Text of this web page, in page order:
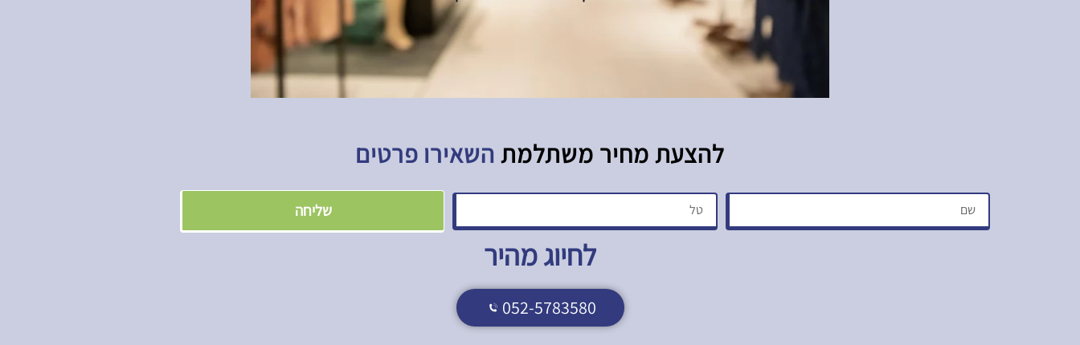
להצעת מחיר משתלמת​ השאירו פרטים
שליחה
לחיוג מהיר
052-5783580